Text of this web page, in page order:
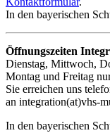
In den bayerischen
Öffnungszeiten
Dienstag, Mittwoch,
Montag und Freitag
Sie erreichen uns
an integration(at)vhs-
In den bayerischen